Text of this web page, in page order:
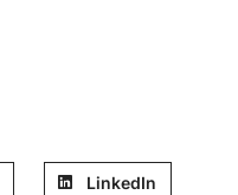
LinkedIn